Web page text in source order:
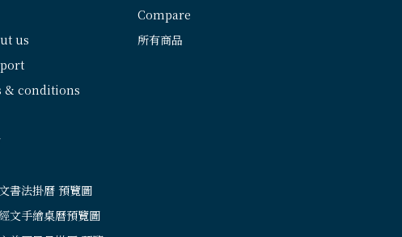
us
& conditions
書法掛曆 預覽圖
文手繪桌曆預覽圖
Compare
所有商品